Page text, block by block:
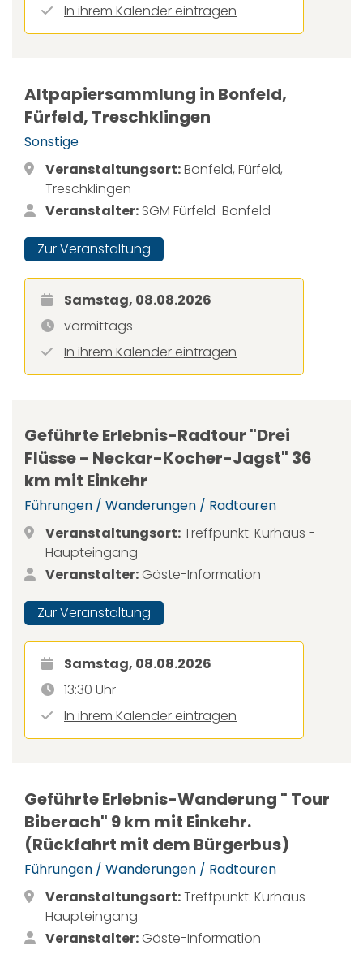
In ihrem Kalender eintragen
Altpapiersammlung in Bonfeld,
Fürfeld, Treschklingen
Sonstige
Veranstaltungsort:Bonfeld, Fürfeld,
Treschklingen
Veranstalter: SGM Fürfeld-Bonfeld
Zur Veranstaltung
Samstag, 08.08.2026
vormittags
In ihrem Kalender eintragen
Geführte Erlebnis-Radtour "Drei
Flüsse - Neckar-Kocher-Jagst" 36
km mit Einkehr
Führungen / Wanderungen / Radtouren
Veranstaltungsort:Treffpunkt: Kurhaus -
Haupteingang
Veranstalter: Gäste-Information
Zur Veranstaltung
Samstag, 08.08.2026
13:30 Uhr
In ihrem Kalender eintragen
Geführte Erlebnis-Wanderung " Tour
Biberach" 9 km mit Einkehr.
(Rückfahrt mit dem Bürgerbus)
Führungen / Wanderungen / Radtouren
Veranstaltungsort:Treffpunkt: Kurhaus
Haupteingang
Veranstalter: Gäste-Information